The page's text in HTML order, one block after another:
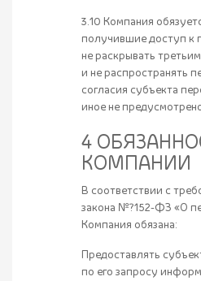
3.10 Компания
получившие доступ к
не раскрывать
и не распространять
согласия субъекта
иное не
4
КОМПАНИИ
В соответствии с
закона №?152-ФЗ «О
Компания обязана:
Предоставлять
по его запросу